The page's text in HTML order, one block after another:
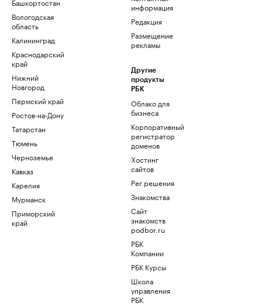
Вологодская
область
Калининград
Краснодарский
край
Нижний
Новгород
Пермский край
Ростов-на-Дону
Татарстан
Тюмень
Черноземье
Кавказ
Карелия
Мурманск
Приморский
край
информация
Редакция
Размещение
рекламы
Другие
продукты
РБК
Облако для
бизнеса
Корпоративный
регистратор
доменов
Хостинг
сайтов
Рег.решения
Знакомства
Сайт
знакомств
podbor.ru
РБК
Компании
РБК Курсы
Школа
управления
РБК